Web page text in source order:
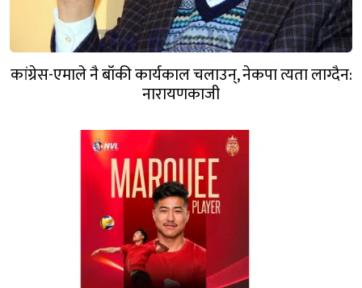
कांग्रेस-एमाले नै बाँकी कार्यकाल चलाउन्, नेकपा त्यता लाग्दैन:
नारायणकाजी